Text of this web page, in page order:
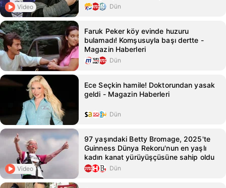
Video Dün
Faruk Peker köy evinde huzuru
bulamadı! Komşusuyla başı dertte -
Magazin Haberleri
Dün
Ece Seçkin hamile! Doktorundan yasak
geldi - Magazin Haberleri
Dün
Video
97 yaşındaki Betty Bromage, 2025'te
Guinness Dünya Rekoru'nun en yaşlı
kadın kanat yürüyüşçüsüne sahip oldu
Dün